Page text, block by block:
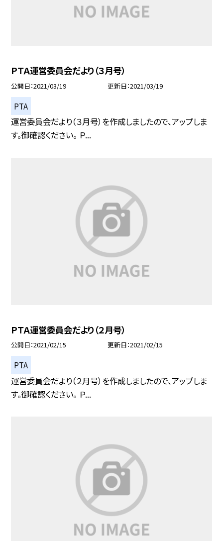
ＰＴＡ運営委員会だより（３月号）
公開日 2021/03/19 更新日 2021/03/19
PTA
運営委員会だより（３月号）を作成しましたので、アップしま
す。御確認ください。 Ｐ...
ＰＴＡ運営委員会だより（２月号）
公開日 2021/02/15 更新日 2021/02/15
PTA
運営委員会だより（２月号）を作成しましたので、アップしま
す。御確認ください。 Ｐ...